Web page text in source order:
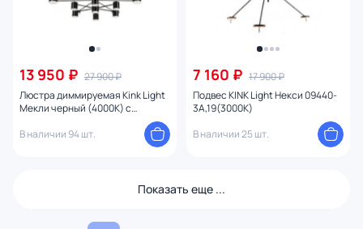
13 950 ₽ 27 900 ₽
Люстра диммируемая Kink Light
Мекли черный (4000K) с
В наличии 94 шт.
7 160 ₽ 17 900 ₽
Подвес KINK Light Некси 09440-
3A,19(3000K)
В наличии 25 шт.
Показать еще ...